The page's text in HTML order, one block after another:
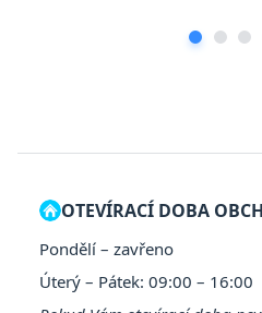
OTEVÍRACÍ DOBA
Pondělí – zavřeno
Úterý – Pátek: 09:00 – 16:00